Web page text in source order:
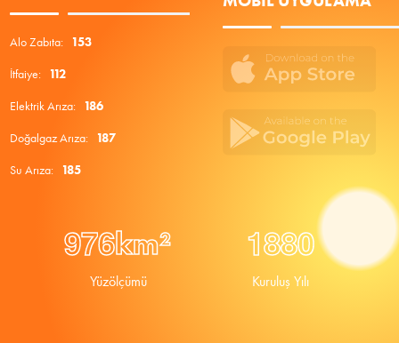
Alo Zabıta: 153
İtfaiye: 112
Elektrik Arıza: 186
Doğalgaz Arıza: 187
Su Arıza: 185
976km²
Yüzölçümü
1880
Kuruluş Yılı